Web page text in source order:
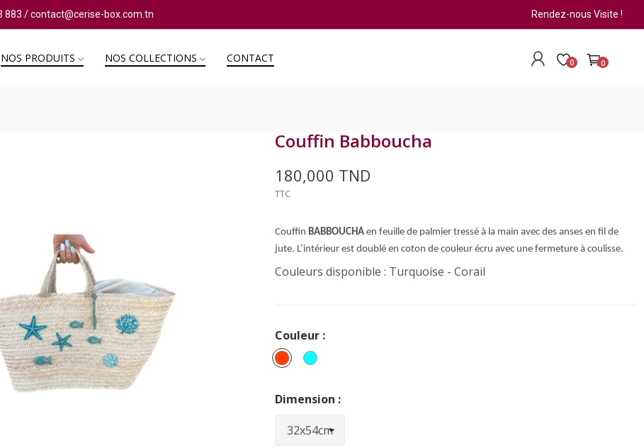
883 /contact@cerise-box.com.tn Rendez-nous Visite !
NOS PRODUITS NOS COLLECTIONS CONTACT 0 0
Couffin Babboucha
180,000 TND
TTC
Couffin BABBOUCHA en feuille de palmier tressé à la main avec des anses en fil de
jute. L’intérieur est doublé en coton de couleur écru avec une fermeture à coulisse.
Couleurs disponible : Turquoise - Corail
Couleur :
CorailTurquoise
Dimension :